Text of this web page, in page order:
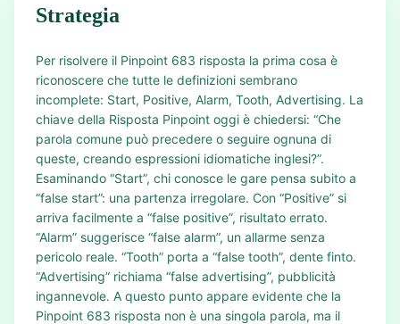
Strategia
Per risolvere il Pinpoint 683 risposta la prima cosa è
riconoscere che tutte le definizioni sembrano
incomplete: Start, Positive, Alarm, Tooth, Advertising. La
chiave della Risposta Pinpoint oggi è chiedersi: “Che
parola comune può precedere o seguire ognuna di
queste, creando espressioni idiomatiche inglesi?”.
Esaminando “Start”, chi conosce le gare pensa subito a
“false start”: una partenza irregolare. Con “Positive” si
arriva facilmente a “false positive”, risultato errato.
“Alarm” suggerisce “false alarm”, un allarme senza
pericolo reale. “Tooth” porta a “false tooth”, dente finto.
“Advertising” richiama “false advertising”, pubblicità
ingannevole. A questo punto appare evidente che la
Pinpoint 683 risposta non è una singola parola, ma il